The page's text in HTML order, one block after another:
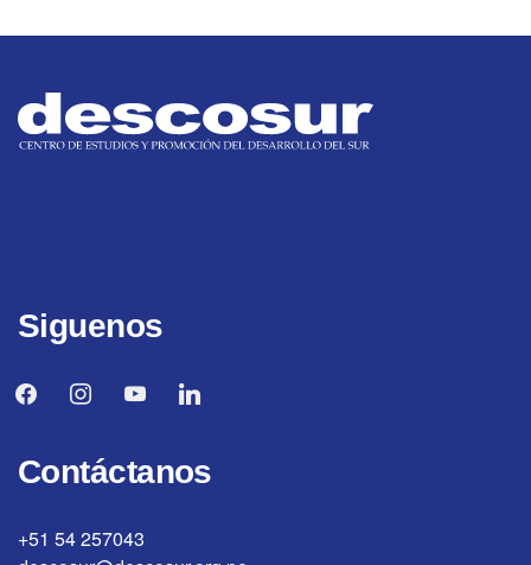
Siguenos
facebookinstagramyoutubelinkedin
Contáctanos
+51 54 257043